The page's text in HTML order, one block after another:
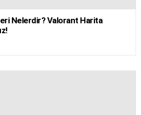
Nelerdir? Valorant Harita